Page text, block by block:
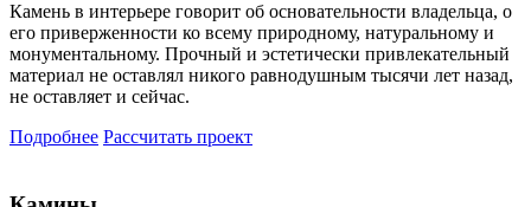
Камень в интерьере говорит об основательности владельца, о
его приверженности ко всему природному, натуральному и
монументальному. Прочный и эстетически привлекательный
материал не оставлял никого равнодушным тысячи лет назад,
не оставляет и сейчас.
Подробнее Рассчитать проект